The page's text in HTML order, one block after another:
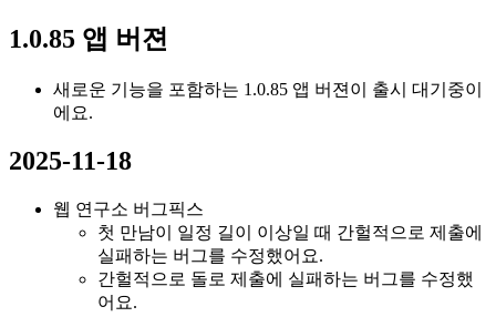
1.0.85 앱 버젼
새로운 기능을 포함하는 1.0.85 앱 버젼이 출시 대기중이
에요.
2025-11-18
웹 연구소 버그픽스
첫 만남이 일정 길이 이상일 때 간헐적으로 제출에
실패하는 버그를 수정했어요.
간헐적으로 돌로 제출에 실패하는 버그를 수정했
어요.